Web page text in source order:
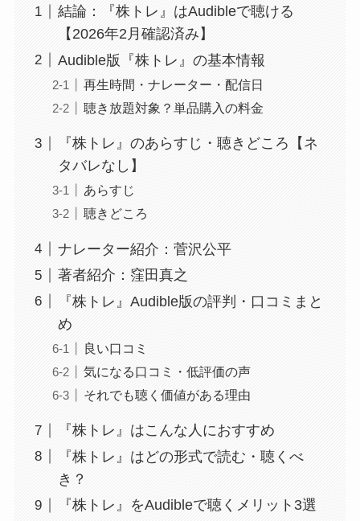
結論：『株トレ』はAudibleで聴ける
【2026年2月確認済み】
Audible版『株トレ』の基本情報
再生時間・ナレーター・配信日
聴き放題対象？単品購入の料金
『株トレ』のあらすじ・聴きどころ【ネ
タバレなし】
あらすじ
聴きどころ
ナレーター紹介：菅沢公平
著者紹介：窪田真之
『株トレ』Audible版の評判・口コミまと
め
良い口コミ
気になる口コミ・低評価の声
それでも聴く価値がある理由
『株トレ』はこんな人におすすめ
『株トレ』はどの形式で読む・聴くべ
き？
『株トレ』をAudibleで聴くメリット3選